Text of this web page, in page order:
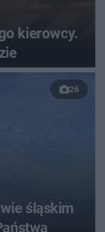
kierowcy.
26
śląskim